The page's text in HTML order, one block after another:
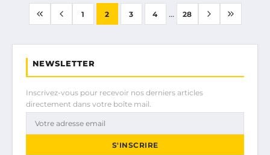
1 2 3 4 ... 28
NEWSLETTER
Inscrivez-vous pour recevoir nos derniers articles
directement dans votre boîte mail.
S'INSCRIRE